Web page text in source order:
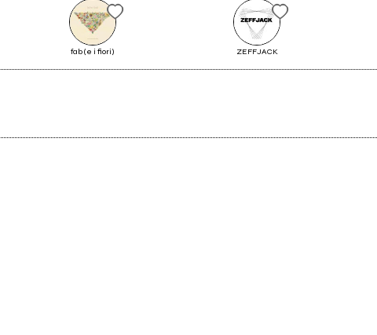
Il Bollettino di venerdì 20 ottobre
fab (e i fiori) ZEFFJACK